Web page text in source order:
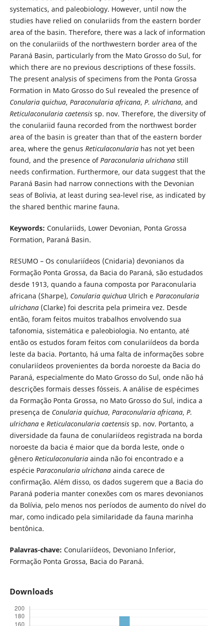
systematics, and paleobiology. However, until now the
studies have relied on conulariids from the eastern border
area of the basin. Therefore, there was a lack of information
on the conulariids of the northwestern border area of the
Paraná Basin, particularly from the Mato Grosso do Sul, for
which there are no previous descriptions of these fossils.
The present analysis of specimens from the Ponta Grossa
Formation in Mato Grosso do Sul revealed the presence of
Conularia quichua, Paraconularia africana, P. ulrichana, and
Reticulaconularia caetensissp. nov. Therefore, the diversity of
the conulariid fauna recorded from the northwest border
area of the basin is greater than that of the eastern border
area, where the genus Reticulaconulariahas not yet been
found, and the presence ofParaconularia ulrichanastill
needs confirmation. Furthermore, our data suggest that the
Paraná Basin had narrow connections with the Devonian
seas of Bolivia, at least during sea-level rise, as indicated by
the shared benthic marine fauna.
Keywords: Conulariids, Lower Devonian, Ponta Grossa
Formation, Paraná Basin.
RESUMO – Os conulariídeos (Cnidaria) devonianos da
Formação Ponta Grossa, da Bacia do Paraná, são estudados
desde 1913, quando a fauna composta por Paraconularia
africana (Sharpe), Conularia quichuaUlrich e Paraconularia
ulrichana(Clarke) foi descrita pela primeira vez. Desde
então, foram feitos muitos trabalhos envolvendo sua
tafonomia, sistemática e paleobiologia. No entanto, até
então os estudos foram feitos com conulariídeos da borda
leste da bacia. Portanto, há uma falta de informações sobre
conulariídeos provenientes da borda noroeste da Bacia do
Paraná, especialmente do Mato Grosso do Sul, onde não há
descrições formais desses fósseis. A análise de espécimes
da Formação Ponta Grossa, no Mato Grosso do Sul, indica a
presença de Conularia quichua, Paraconularia africana, P.
ulrichanae Reticulaconularia caetensissp. nov. Portanto, a
diversidade da fauna de conulariídeos registrada na borda
noroeste da bacia é maior que da borda leste, onde o
gênero Reticulaconulariaainda não foi encontrado e a
espécie Paraconularia ulrichanaainda carece de
confirmação. Além disso, os dados sugerem que a Bacia do
Paraná poderia manter conexões com os mares devonianos
da Bolívia, pelo menos nos períodos de aumento do nível do
mar, como indicado pela similaridade da fauna marinha
bentônica.
Palavras-chave: Conulariídeos, Devoniano Inferior,
Formação Ponta Grossa, Bacia do Paraná.
Downloads